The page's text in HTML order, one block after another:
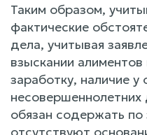
Таким образом,
фактические
дела, учитывая
взыскании
заработку, наличие у
обязан содержать по
отсутствуют